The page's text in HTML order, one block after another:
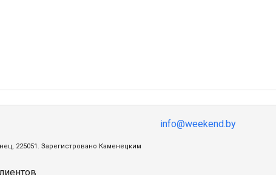
225051. Зарегистровано Каменецким
info@weekend.by